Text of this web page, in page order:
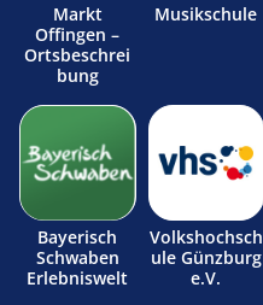
Markt
Offingen –
Ortsbeschrei
bung
Musikschule
Bayerisch
Schwaben
Erlebniswelt
Volkshochsch
ule Günzburg
e.V.